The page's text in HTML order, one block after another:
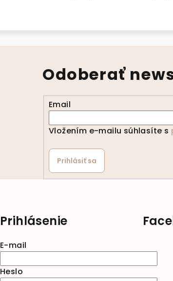
Odoberať
Email
Vložením e-mailu súhlasíte s
Prihlásiť sa
Prihlásenie
E-mail
Heslo